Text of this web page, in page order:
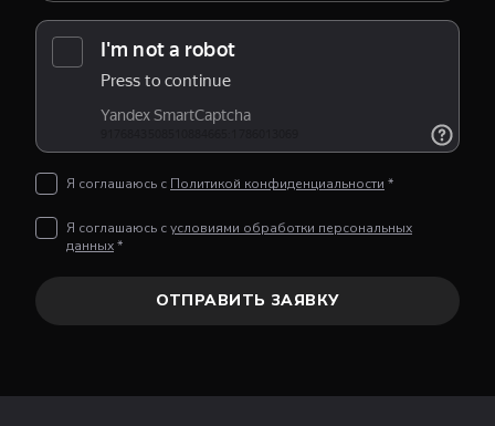
Я соглашаюсь с Политикой конфиденциальности *
Я соглашаюсь сусловиями обработки персональных
данных*
ОТПРАВИТЬ ЗАЯВКУ